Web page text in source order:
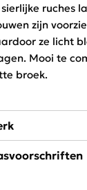
ruches
zijn
ze licht
Mooi te
broek.
kleding van het